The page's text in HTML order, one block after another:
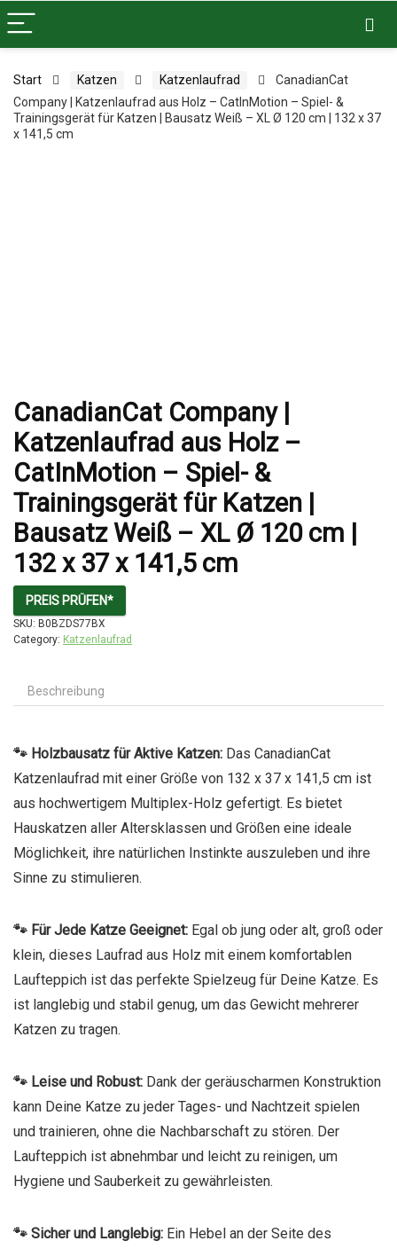
Start Katzen Katzenlaufrad
CanadianCat
Company | Katzenlaufrad aus Holz – CatInMotion – Spiel- &
Trainingsgerät für Katzen | Bausatz Weiß – XL Ø 120 cm | 132 x 37
x 141,5 cm
CanadianCat Company |
Katzenlaufrad aus Holz –
CatInMotion – Spiel- &
Trainingsgerät für Katzen |
Bausatz Weiß – XL Ø 120 cm |
132 x 37 x 141,5 cm
PREIS PRÜFEN*
SKU: B0BZDS77BX
Category: Katzenlaufrad
Beschreibung
🐾 Holzbausatz für Aktive Katzen: Das CanadianCat
Katzenlaufrad mit einer Größe von 132 x 37 x 141,5 cm ist
aus hochwertigem Multiplex-Holz gefertigt. Es bietet
Hauskatzen aller Altersklassen und Größen eine ideale
Möglichkeit, ihre natürlichen Instinkte auszuleben und ihre
Sinne zu stimulieren.
🐾 Für Jede Katze Geeignet: Egal ob jung oder alt, groß oder
klein, dieses Laufrad aus Holz mit einem komfortablen
Laufteppich ist das perfekte Spielzeug für Deine Katze. Es
ist langlebig und stabil genug, um das Gewicht mehrerer
Katzen zu tragen.
🐾 Leise und Robust: Dank der geräuscharmen Konstruktion
kann Deine Katze zu jeder Tages- und Nachtzeit spielen
und trainieren, ohne die Nachbarschaft zu stören. Der
Laufteppich ist abnehmbar und leicht zu reinigen, um
Hygiene und Sauberkeit zu gewährleisten.
🐾 Sicher und Langlebig: Ein Hebel an der Seite des